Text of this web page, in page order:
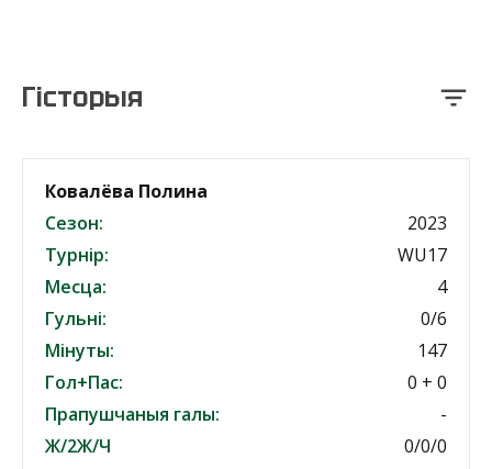
Гісторыя
Ковалёва Полина
Сезон:
2023
Турнір:
WU17
Месца:
4
Гульні:
0/6
Мінуты:
147
Гол+Пас:
0 + 0
Прапушчаныя галы:
-
Ж/2Ж/Ч
0/0/0